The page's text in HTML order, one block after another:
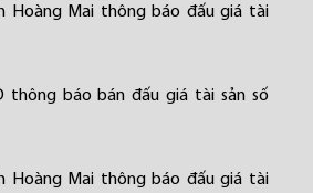
Hoàng Mai thông báo đấu giá tài
thông báo bán đấu giá tài sản số
Hoàng Mai thông báo đấu giá tài